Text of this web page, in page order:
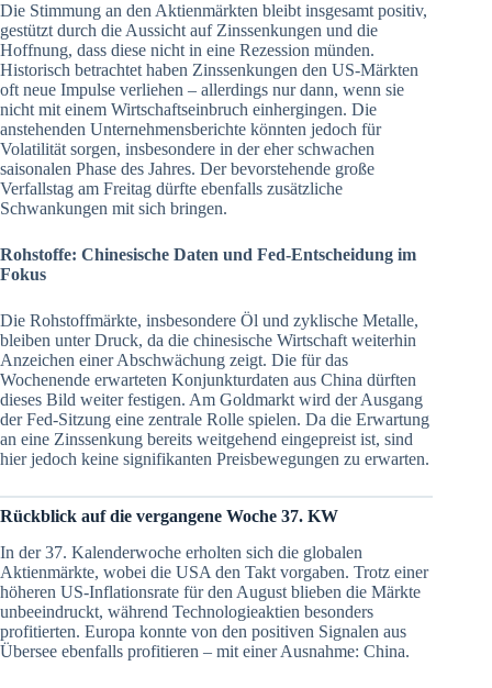
Die Stimmung an den Aktienmärkten bleibt insgesamt positiv,
gestützt durch die Aussicht auf Zinssenkungen und die
Hoffnung, dass diese nicht in eine Rezession münden.
Historisch betrachtet haben Zinssenkungen den US-Märkten
oft neue Impulse verliehen – allerdings nur dann, wenn sie
nicht mit einem Wirtschaftseinbruch einhergingen. Die
anstehenden Unternehmensberichte könnten jedoch für
Volatilität sorgen, insbesondere in der eher schwachen
saisonalen Phase des Jahres. Der bevorstehende große
Verfallstag am Freitag dürfte ebenfalls zusätzliche
Schwankungen mit sich bringen.
Rohstoffe: Chinesische Daten und Fed-Entscheidung im
Fokus
Die Rohstoffmärkte, insbesondere Öl und zyklische Metalle,
bleiben unter Druck, da die chinesische Wirtschaft weiterhin
Anzeichen einer Abschwächung zeigt. Die für das
Wochenende erwarteten Konjunkturdaten aus China dürften
dieses Bild weiter festigen. Am Goldmarkt wird der Ausgang
der Fed-Sitzung eine zentrale Rolle spielen. Da die Erwartung
an eine Zinssenkung bereits weitgehend eingepreist ist, sind
hier jedoch keine signifikanten Preisbewegungen zu erwarten.
Rückblick auf die vergangene Woche 37. KW
In der 37. Kalenderwoche erholten sich die globalen
Aktienmärkte, wobei die USA den Takt vorgaben. Trotz einer
höheren US-Inflationsrate für den August blieben die Märkte
unbeeindruckt, während Technologieaktien besonders
profitierten. Europa konnte von den positiven Signalen aus
Übersee ebenfalls profitieren – mit einer Ausnahme: China.